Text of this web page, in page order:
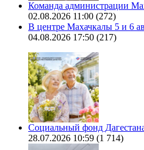
Команда администрации
02.08.2026 11:00 (272)
В центре Махачкалы 5 и 6
04.08.2026 17:50 (217)
Социальный фонд
28.07.2026 10:59 (1 714)